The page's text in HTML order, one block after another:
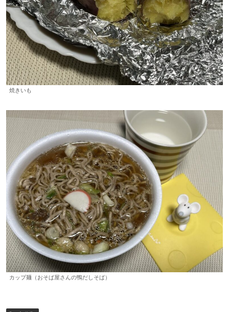
焼きいも
カップ麺（おそば屋さんの鴨だしそば）